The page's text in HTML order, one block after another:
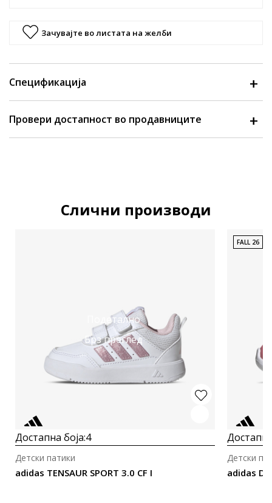
Зачувајте во листата на желби
Спецификација
Провери достапност во продавниците
Слични производи
Подетално
Брз преглед
Достапна боја:4
adidas TENSAUR SPORT 3.0 CF I
Детски патики
FALL 26
adidas
Детски